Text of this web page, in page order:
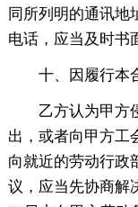
同所列明的通讯地
电话，应当及时书
十、因履行本
乙方认为甲方
出，或者向甲方工
向就近的劳动行政
议，应当先协商解